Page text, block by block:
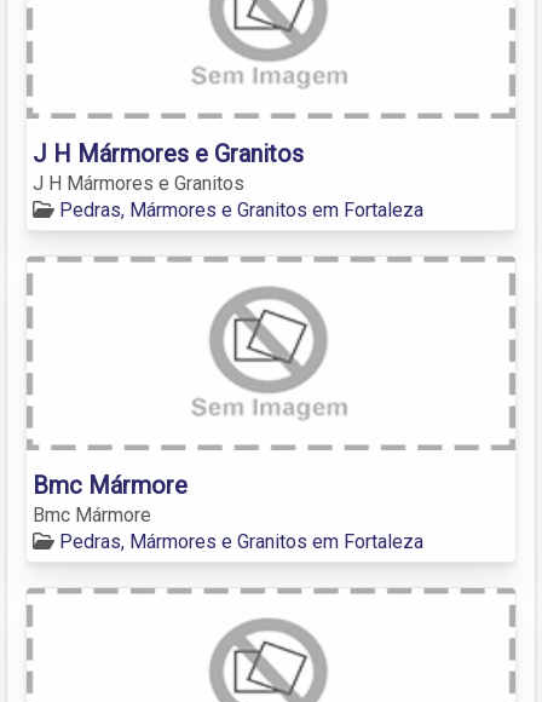
J H Mármores e Granitos
J H Mármores e Granitos
Pedras, Mármores e Granitos em Fortaleza
Bmc Mármore
Bmc Mármore
Pedras, Mármores e Granitos em Fortaleza